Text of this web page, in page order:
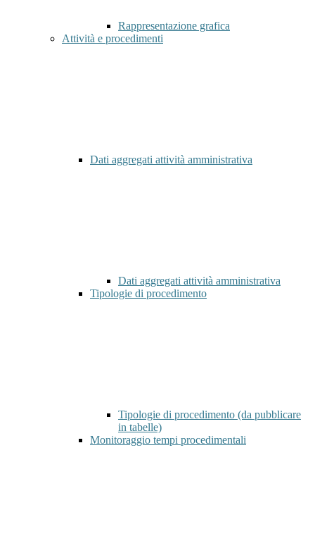
Rappresentazione grafica
Attività e procedimenti
Dati aggregati attività amministrativa
Dati aggregati attività amministrativa
Tipologie di procedimento
Tipologie di procedimento (da pubblicare
in tabelle)
Monitoraggio tempi procedimentali